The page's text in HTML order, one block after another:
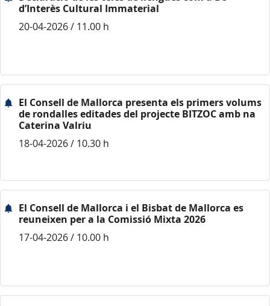
d’Interès Cultural Immaterial
20-04-2026 / 11.00 h
El Consell de Mallorca presenta els primers volums
de rondalles editades del projecte BITZOC amb na
Caterina Valriu
18-04-2026 / 10.30 h
El Consell de Mallorca i el Bisbat de Mallorca es
reuneixen per a la Comissió Mixta 2026
17-04-2026 / 10.00 h